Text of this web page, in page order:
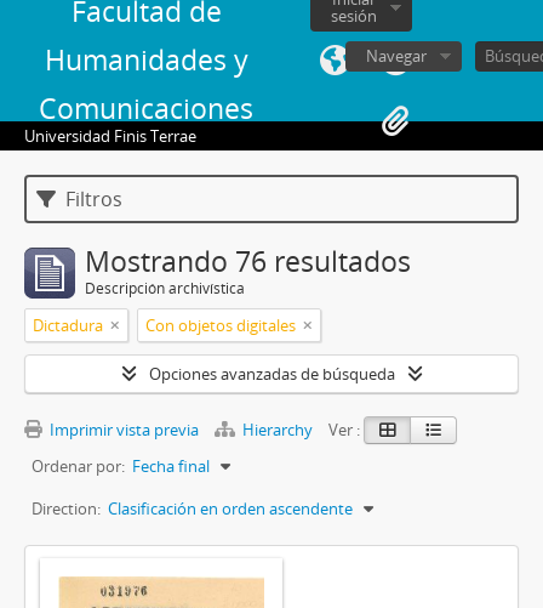
Facultad de
Humanidades y
Comunicaciones
sesión
Navegar
Universidad Finis Terrae
Filtros
Mostrando 76 resultados
Descripción archivística
Dictadura Con objetos digitales
Opciones avanzadas de búsqueda
Imprimir vista previa Hierarchy
Ver :
Ordenar por: Fecha final
Direction: Clasificación en orden ascendente